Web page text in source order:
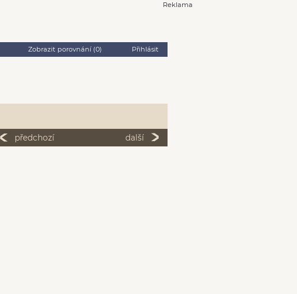
Reklama
Zobrazit porovnání (0) Přihlásit
předchozí další